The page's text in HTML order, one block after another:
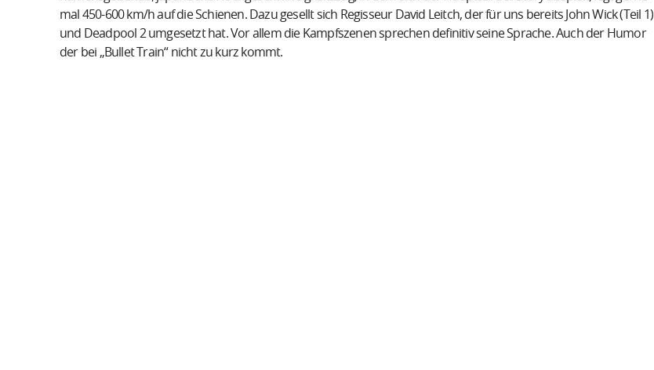
mal 450-600 km/h auf die Schienen. Dazu gesellt sich Regisseur David Leitch, der für uns bereits John Wick (Teil 1)
und Deadpool 2 umgesetzt hat. Vor allem die Kampfszenen sprechen definitiv seine Sprache. Auch der Humor
der bei „Bullet Train“ nicht zu kurz kommt.